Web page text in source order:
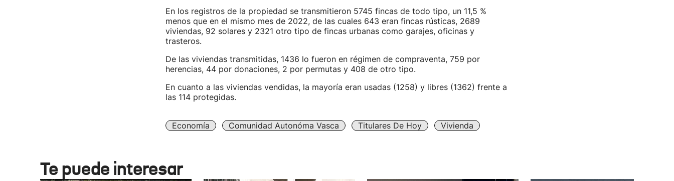
En los registros de la propiedad se transmitieron 5745 fincas de todo tipo, un 11,5 %
menos que en el mismo mes de 2022, de las cuales 643 eran fincas rústicas, 2689
viviendas, 92 solares y 2321 otro tipo de fincas urbanas como garajes, oficinas y
trasteros.
De las viviendas transmitidas, 1436 lo fueron en régimen de compraventa, 759 por
herencias, 44 por donaciones, 2 por permutas y 408 de otro tipo.
En cuanto a las viviendas vendidas, la mayoría eran usadas (1258) y libres (1362) frente a
las 114 protegidas.
Economía Comunidad Autonóma Vasca Titulares De Hoy Vivienda
Te puede interesar